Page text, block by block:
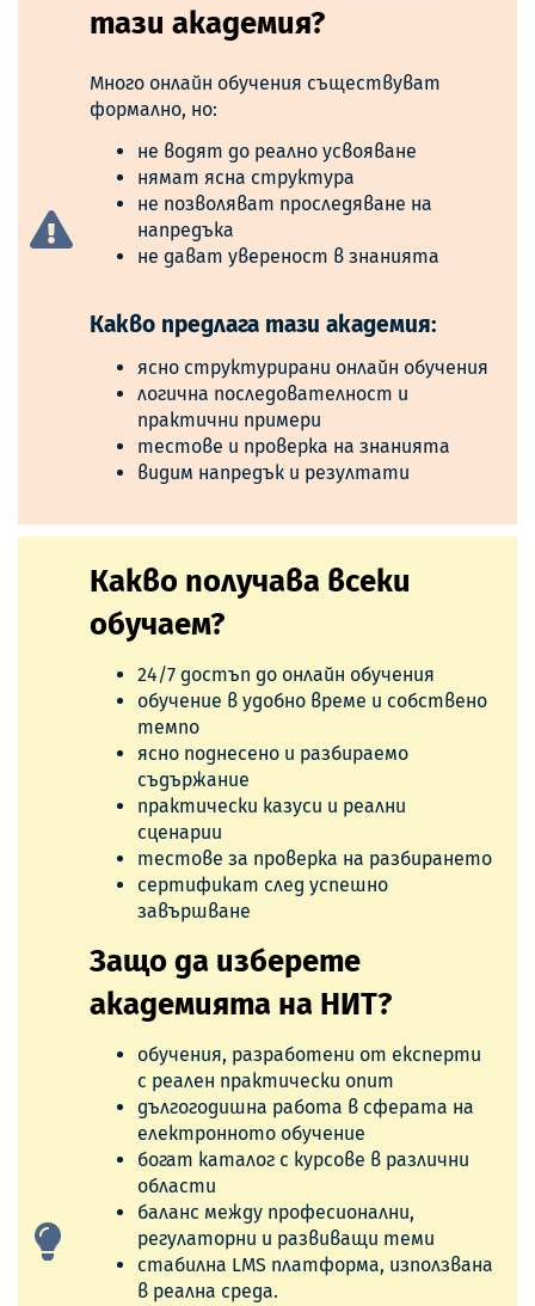
тази академия?
Много онлайн обучения съществуват
формално, но:
не водят до реално усвояване
нямат ясна структура
не позволяват проследяване на
напредъка
не дават увереност в знанията
Какво предлага тази академия:
ясно структурирани онлайн обучения
логична последователност и
практични примери
тестове и проверка на знанията
видим напредък и резултати
Какво получава всеки
обучаем?
24/7 достъп до онлайн обучения
обучение в удобно време и собствено
темпо
ясно поднесено и разбираемо
съдържание
практически казуси и реални
сценарии
тестове за проверка на разбирането
сертификат след успешно
завършване
Защо да изберете
академията на НИТ?
обучения, разработени от експерти
с реален практически опит
дългогодишна работа в сферата на
електронното обучение
богат каталог с курсове в различни
области
баланс между професионални,
регулаторни и развиващи теми
стабилна LMS платформа, използвана
в реална среда.